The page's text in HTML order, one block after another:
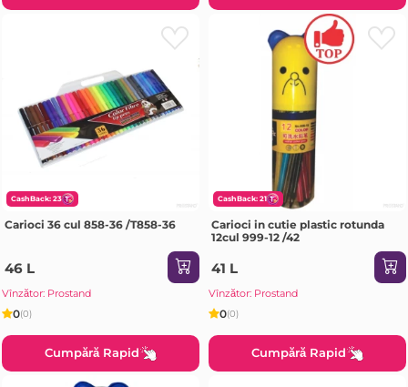
CashBack: 23
Carioci 36 cul 858-36 /T858-36
46 L
Vînzător: Prostand
0(0)
Cumpără Rapid
CashBack: 21
Carioci in cutie plastic rotunda
12cul 999-12 /42
41 L
Vînzător: Prostand
0(0)
Cumpără Rapid